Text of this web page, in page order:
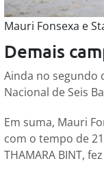
Mauri Fonsexa e
Demais
Ainda no segundo
Nacional de Seis
Em suma, Mauri
com o tempo de
THAMARA BINT,